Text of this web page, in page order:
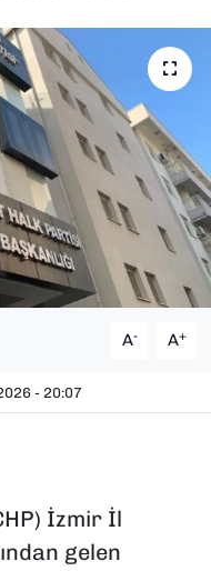
A- A+
- 20:07
İzmir İl
gelen